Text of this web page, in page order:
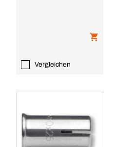
Vergleichen